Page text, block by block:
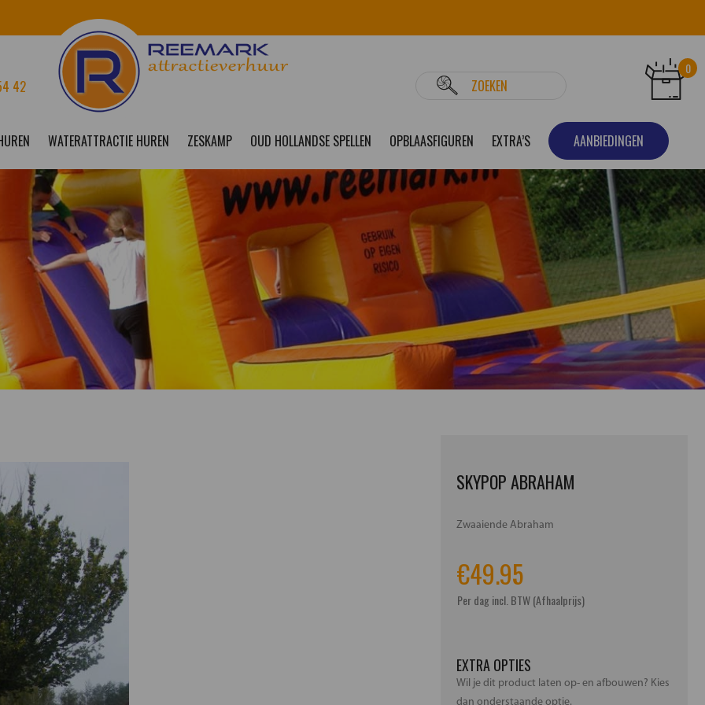
42
0
WATERATTRACTIE HUREN ZESKAMP OUD HOLLANDSE SPELLEN OPBLAASFIGUREN EXTRA’S AANBIEDINGEN
SKYPOP ABRAHAM
Zwaaiende Abraham
€49.95
Per dag incl. BTW (Afhaalprijs)
EXTRA OPTIES
Wil je dit product laten op- en afbouwen? Kies
dan onderstaande optie.